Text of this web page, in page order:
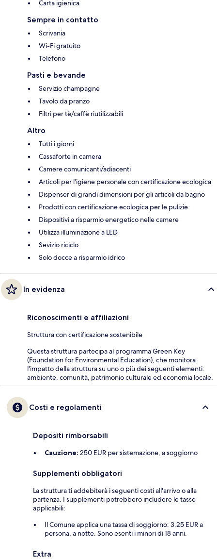
Carta igienica
Sempre in contatto
Scrivania
Wi-Fi gratuito
Telefono
Pasti e bevande
Servizio champagne
Tavolo da pranzo
Filtri per tè/caffè riutilizzabili
Altro
Tutti i giorni
Cassaforte in camera
Camere comunicanti/adiacenti
Articoli per l'igiene personale con certificazione ecologica
Dispenser di grandi dimensioni per gli articoli da bagno
Prodotti con certificazione ecologica per le pulizie
Dispositivi a risparmio energetico nelle camere
Utilizza illuminazione a LED
Sevizio riciclo
Solo docce a risparmio idrico
In evidenza
Riconoscimenti e affiliazioni
Struttura con certificazione sostenibile
Questa struttura partecipa al programma Green Key
(Foundation for Environmental Education), che monitora
l'impatto della struttura su uno o più dei seguenti elementi:
ambiente, comunità, patrimonio culturale ed economia locale.
Costi e regolamenti
Depositi rimborsabili
Cauzione: 250 EUR per sistemazione, a soggiorno
Supplementi obbligatori
La struttura ti addebiterà i seguenti costi all'arrivo o alla
partenza. I supplementi potrebbero includere le tasse
applicabili:
Il Comune applica una tassa di soggiorno: 3.25 EUR a
persona, a notte. Sono esenti i minori di 18 anni.
Extra